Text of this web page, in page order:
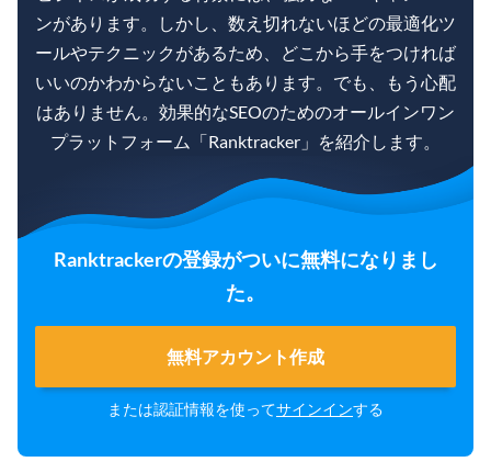
ンがあります。しかし、数え切れないほどの最適化ツ
ールやテクニックがあるため、どこから手をつければ
いいのかわからないこともあります。でも、もう心配
はありません。効果的なSEOのためのオールインワン
プラットフォーム「Ranktracker」を紹介します。
Ranktrackerの登録がついに無料になりまし
た。
無料アカウント作成
または認証情報を使ってサインインする